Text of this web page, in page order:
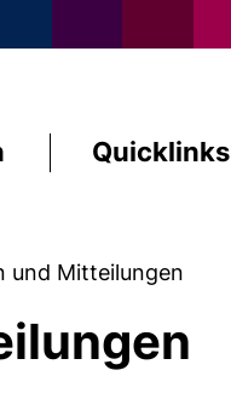
Quicklinks
und Mitteilungen